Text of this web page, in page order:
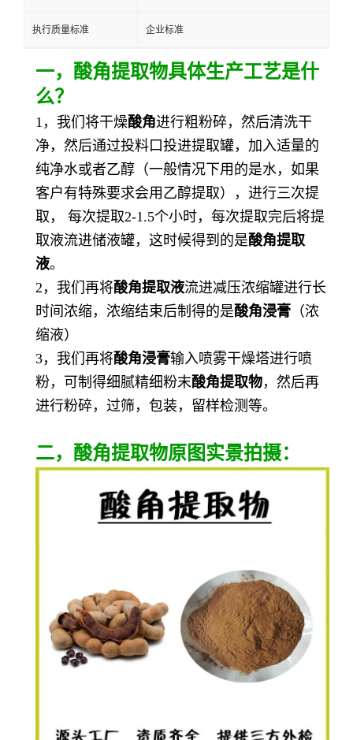
执行质量标准 企业标准
一， 酸角提取物具体生产工艺是什
么？
1，我们将干燥酸角进行粗粉碎，然后清洗干
净，然后通过投料口投进提取罐，加入适量的
纯净水或者乙醇（一般情况下用的是水，如果
客户有特殊要求会用乙醇提取），进行三次提
取， 每次提取2-1.5个小时，每次提取完后将提
取液流进储液罐，这时候得到的是酸角提取
液。
2，我们再将酸角提取液流进减压浓缩罐进行长
时间浓缩，浓缩结束后制得的是酸角浸膏 （浓
缩液）
3，我们再将酸角浸膏输入喷雾干燥塔进行喷
粉，可制得细腻精细粉末酸角提取物，然后再
进行粉碎，过筛，包装，留样检测等。
二，酸角提取物原图实景拍摄：